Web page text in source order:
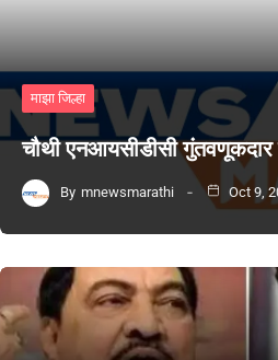
माझा जिल्हा
चौथी एनआयसीडीसी गुंतवणूकदार
By mnewsmarathi Oct 9,